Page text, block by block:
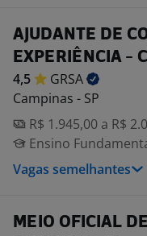
AJUDANTE DE
EXPERIÊNCIA -
4,5
GRSA
Campinas - SP
R$ 1.945,00 a R$
Ensino
Vagas semelhantes
MEIO OFICIAL